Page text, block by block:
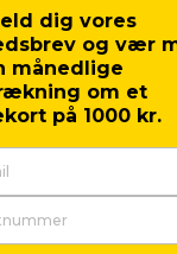
dig vores
og vær
månedlige
om et
på 1000 kr.